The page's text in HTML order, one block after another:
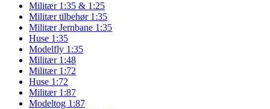
Militær 1:35 & 1:25
Militær tilbehør 1:35
Militær Jernbane 1:35
Huse 1:35
Modelfly 1:35
Militær 1:48
Militær 1:72
Huse 1:72
Militær 1:87
Modeltog 1:87